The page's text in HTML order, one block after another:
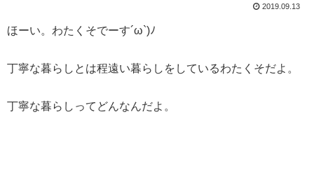
2019.09.13
ほーい。わたくそでーす´ω`)ﾉ
丁寧な暮らしとは程遠い暮らしをしているわたくそだよ。
丁寧な暮らしってどんなんだよ。